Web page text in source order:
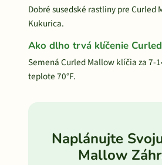
Dobré susedské rastliny pre Curled
Kukurica.
Ako dlho trvá klíčenie
Semená Curled Mallow klíčia za 7-
teplote 70°F.
Naplánujte
Mallow